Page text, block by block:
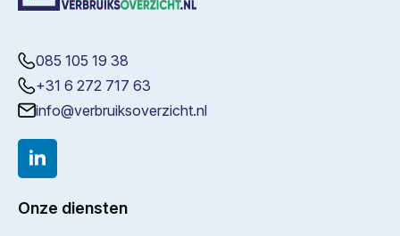
085 105 19 38
+31 6 272 717 63
info@verbruiksoverzicht.nl
Onze diensten